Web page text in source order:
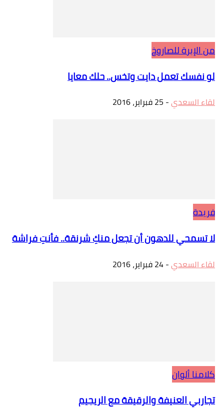
من الإبرة للصاروخ
لو نفسك تعمل دايت وتخس.. حلك معايا
لقاء السعدي- 25 فبراير، 2016
فريدة
لا تسمحي للدهون أن تجعل منكِ شرنقة.. فأنتِ فراشة
لقاء السعدي-24 فبراير، 2016
كلامنا ألوان
تجاربي العنيفة والرقيقة مع الريجيم